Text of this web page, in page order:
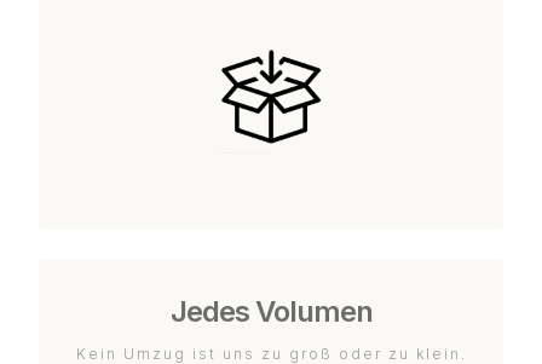
Jedes Volumen
Kein Umzug ist uns zu groß oder zu klein.